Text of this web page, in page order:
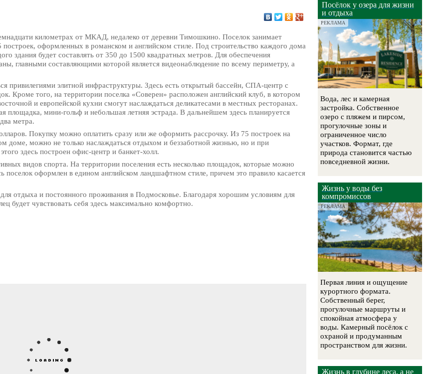
километрах от МКАД, недалеко от деревни Тимошкино. Поселок занимает
построек, оформленных в романском и английском стиле. Под строительство каждого дома
здания будет составлять от 350 до 1500 квадратных метров. Для обеспечения
главными составляющими которой является видеонаблюдение по всему периметру, а
привилегиями элитной инфраструктуры. Здесь есть открытый бассейн, СПА-центр с
Кроме того, на территории поселка «Соверен» расположен английский клуб, в котором
и европейской кухни смогут наслаждаться деликатесами в местных ресторанах.
площадка, мини-гольф и небольшая летняя эстрада. В дальнейшем здесь планируется
метра.
Покупку можно оплатить сразу или же оформить рассрочку. Из 75 построек на
доме, можно не только наслаждаться отдыхом и беззаботной жизнью, но и при
здесь построен офис-центр и банкет-холл.
видов спорта. На территории поселения есть несколько площадок, которые можно
поселок оформлен в едином английском ландшафтном стиле, причем это правило касается
отдыха и постоянного проживания в Подмосковье. Благодаря хорошим условиям для
будет чувствовать себя здесь максимально комфортно.
Посёлок у озера для жизни
и отдыха
РЕКЛАМА
Вода, лес и камерная
застройка. Собственное
озеро с пляжем и пирсом,
прогулочные зоны и
ограниченное число
участков. Формат, где
природа становится частью
повседневной жизни.
Жизнь у воды без
компромиссов
РЕКЛАМА
Первая линия и ощущение
курортного формата.
Собственный берег,
прогулочные маршруты и
спокойная атмосфера у
воды. Камерный посёлок с
охраной и продуманным
пространством для жизни.
Жизнь в глубине леса, а не